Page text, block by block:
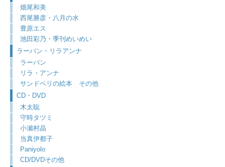
畑尾和美
西尾勝彦・八月の水
豊原エス
池田彩乃・季刊めいめい
ラーバン・リラアンナ
ラーバン
リラ・アンナ
サンドベリの絵本 その他
CD・DVD
木太聡
守時タツミ
小瀬村晶
当真伊都子
Paniyolo
CD/DVDその他